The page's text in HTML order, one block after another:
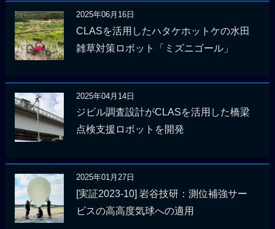
2025年06月16日
CLASを活用したハタケホットケの水田
雑草対策ロボット「ミズニゴール」
2025年04月14日
ジビル調査設計がCLASを活用した橋梁
点検支援ロボットを開発
2025年01月27日
[実証2023-10] 岩谷技研：測位補強サー
ビスの高高度気球への適用